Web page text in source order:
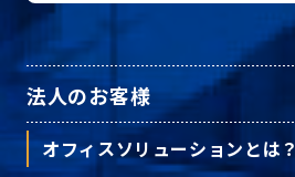
法人のお客様
オフィスソリューションとは？